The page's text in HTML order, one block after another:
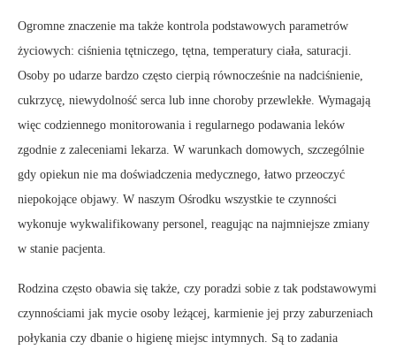
Ogromne znaczenie ma także kontrola podstawowych parametrów
życiowych: ciśnienia tętniczego, tętna, temperatury ciała, saturacji.
Osoby po udarze bardzo często cierpią równocześnie na nadciśnienie,
cukrzycę, niewydolność serca lub inne choroby przewlekłe. Wymagają
więc codziennego monitorowania i regularnego podawania leków
zgodnie z zaleceniami lekarza. W warunkach domowych, szczególnie
gdy opiekun nie ma doświadczenia medycznego, łatwo przeoczyć
niepokojące objawy. W naszym Ośrodku wszystkie te czynności
wykonuje wykwalifikowany personel, reagując na najmniejsze zmiany
w stanie pacjenta.
Rodzina często obawia się także, czy poradzi sobie z tak podstawowymi
czynnościami jak mycie osoby leżącej, karmienie jej przy zaburzeniach
połykania czy dbanie o higienę miejsc intymnych. Są to zadania